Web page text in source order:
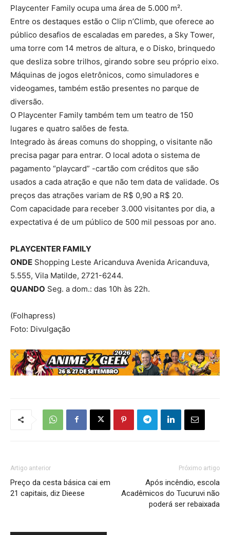
Playcenter Family ocupa uma área de 5.000 m².
Entre os destaques estão o Clip n’Climb, que oferece ao
público desafios de escaladas em paredes, a Sky Tower,
uma torre com 14 metros de altura, e o Disko, brinquedo
que desliza sobre trilhos, girando sobre seu próprio eixo.
Máquinas de jogos eletrônicos, como simuladores e
videogames, também estão presentes no parque de
diversão.
O Playcenter Family também tem um teatro de 150
lugares e quatro salões de festa.
Integrado às áreas comuns do shopping, o visitante não
precisa pagar para entrar. O local adota o sistema de
pagamento “playcard” -cartão com créditos que são
usados a cada atração e que não tem data de validade. Os
preços das atrações variam de R$ 0,90 a R$ 20.
Com capacidade para receber 3.000 visitantes por dia, a
expectativa é de um público de 500 mil pessoas por ano.
PLAYCENTER FAMILY
ONDE Shopping Leste Aricanduva Avenida Aricanduva,
5.555, Vila Matilde, 2721-6244.
QUANDO Seg. a dom.: das 10h às 22h.
(Folhapress)
Foto: Divulgação
Artigo anterior
Preço da cesta básica cai em
21 capitais, diz Dieese
Próximo artigo
Após incêndio, escola
Acadêmicos do Tucuruvi não
poderá ser rebaixada